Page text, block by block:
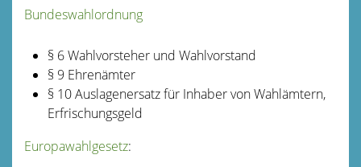
Bundeswahlordnung
§ 6 Wahlvorsteher und Wahlvorstand
§ 9 Ehrenämter
§ 10 Auslagenersatz für Inhaber von Wahlämtern,
Erfrischungsgeld
Europawahlgesetz: